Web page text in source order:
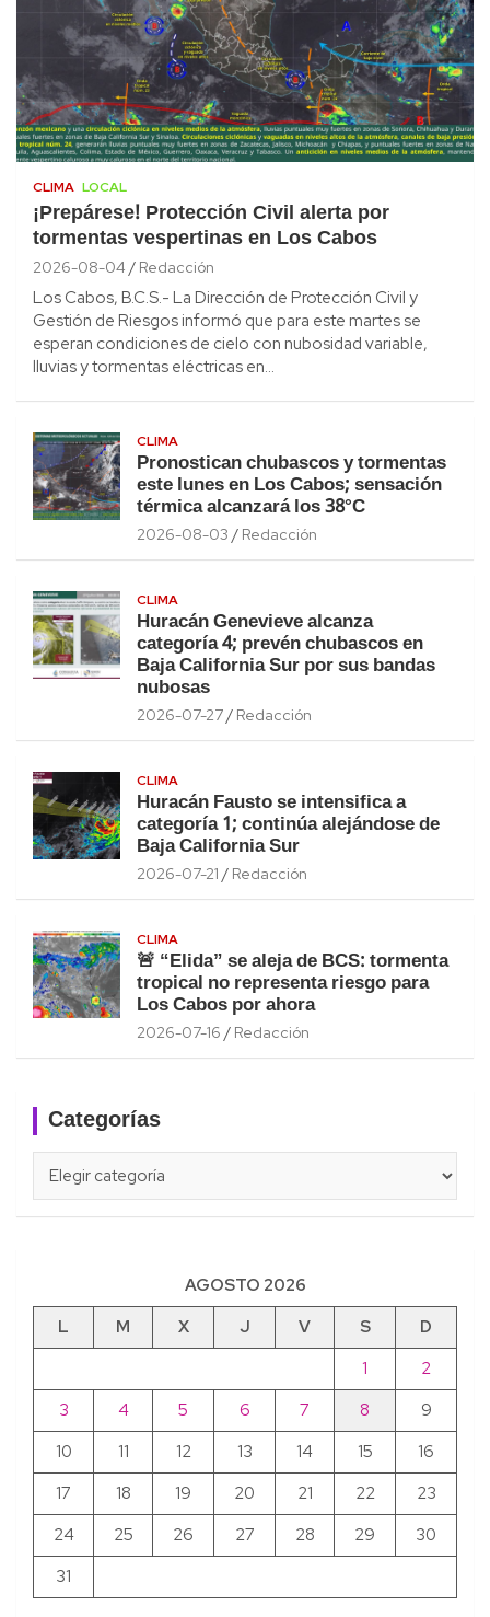
CLIMA LOCAL
¡Prepárese! Protección Civil alerta por
tormentas vespertinas en Los Cabos
2026-08-04 Redacción
Los Cabos, B.C.S.- La Dirección de Protección Civil y
Gestión de Riesgos informó que para este martes se
esperan condiciones de cielo con nubosidad variable,
lluvias y tormentas eléctricas en…
CLIMA
Pronostican chubascos y tormentas
este lunes en Los Cabos; sensación
térmica alcanzará los 38°C
2026-08-03 Redacción
CLIMA
Huracán Genevieve alcanza
categoría 4; prevén chubascos en
Baja California Sur por sus bandas
nubosas
2026-07-27 Redacción
CLIMA
Huracán Fausto se intensifica a
categoría 1; continúa alejándose de
Baja California Sur
2026-07-21 Redacción
CLIMA
🚨 “Elida” se aleja de BCS: tormenta
tropical no representa riesgo para
Los Cabos por ahora
2026-07-16 Redacción
Categorías
AGOSTO 2026
L
M X J V S
D
1
2
3
4 5 6 7 8
9
10
11 12 13 14 15
16
17
18 19 20 21 22
23
24
25 26 27 28 29
30
31